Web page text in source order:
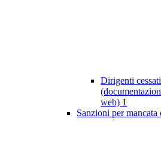
Dirigenti
web) 1
Sanzioni per